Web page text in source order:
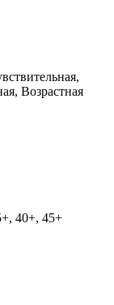
Возрастная
40+, 45+